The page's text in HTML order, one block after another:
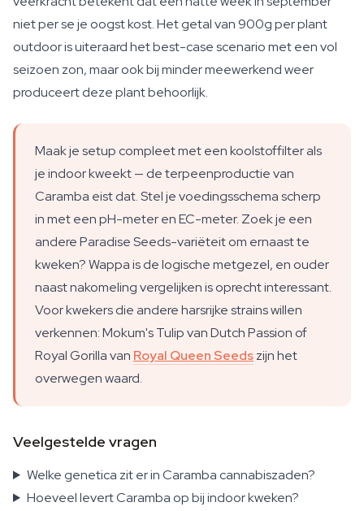
niet per se je oogst kost. Het getal van 900g per plant
outdoor is uiteraard het best-case scenario met een vol
seizoen zon, maar ook bij minder meewerkend weer
produceert deze plant behoorlijk.
Maak je setup compleet met een koolstoffilter als
je indoor kweekt — de terpeenproductie van
Caramba eist dat. Stel je voedingsschema scherp
in met een pH-meter en EC-meter. Zoek je een
andere Paradise Seeds-variëteit om ernaast te
kweken? Wappa is de logische metgezel, en ouder
naast nakomeling vergelijken is oprecht interessant.
Voor kwekers die andere harsrijke strains willen
verkennen: Mokum's Tulip van Dutch Passion of
Royal Gorilla van Royal Queen Seedszijn het
overwegen waard.
Veelgestelde vragen
Welke genetica zit er in Caramba cannabiszaden?
Hoeveel levert Caramba op bij indoor kweken?